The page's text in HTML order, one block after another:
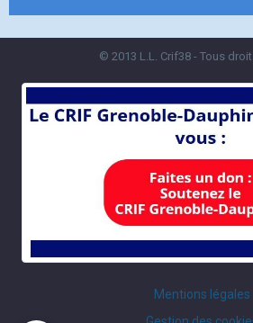
© 2013 L.L. Crif38 - Tous
Mentions légales